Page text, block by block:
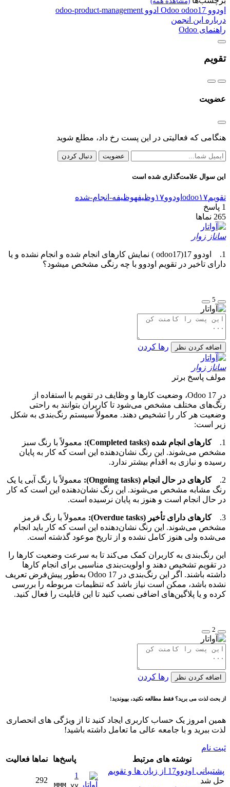
اودوو Odoo odoo17 ادوو odoo-product-management
درباره این انجمن
راهنمای Odoo
تقویم
عضویت
هنگامی که فعالیتی در این پست رخ داد، مطلع شوید
عضویت دنبال کردن
این سوال علامت‌گذاری شده است
تقویمodoo۱۷ اودوو۱۷ وظیفهوظیفه-انجام-شده
1 پاسخ
265 نماها
ساناز زوار
1. اودوو 17(odoo17 ) نمایش کارهای انجام شده و انجام نشده و یا
دارای تاخیر در تقویم اودوو با چه رنگی مشخص میشود؟
5
اضافه کردن نظر رها کردن
ساناز زوار
مولف پاسخ برتر
در Odoo 17، وضعیت کارها و وظایف در تقویم با استفاده از
رنگ‌های مختلف مشخص می‌شود تا کاربران بتوانند به راحتی
وضعیت هر کار را تشخیص دهند. معمولاً سیستم رنگ‌بندی به شکل
زیر است:
1. کارهای انجام شده (Completed tasks):
معمولاً با رنگ سبز
مشخص می‌شوند. این رنگ نشان‌دهنده این است که کار به پایان
رسیده و نیازی به اقدام بیشتر ندارد.
2. کارهای در حال انجام (Ongoing tasks):
معمولاً با رنگ آبی یا یک
رنگ مشابه مشخص می‌شوند. این رنگ نشان‌دهنده این است که کار
در حال انجام است و هنوز به پایان نرسیده است.
3. کارهای دارای تأخیر (Overdue tasks):
معمولاً با رنگ قرمز
مشخص می‌شوند. این رنگ نشان‌دهنده این است که کار باید انجام
می‌شده ولی هنوز کامل نشده و از تاریخ موعود گذشته است.
این رنگ‌بندی به کاربران کمک می‌کند تا به سرعت وضعیت کارها را
در تقویم تشخیص دهند و اولویت‌بندی مناسبی برای انجام کارها
داشته باشند. اگر این رنگ‌بندی در Odoo 17 به‌طور پیش‌فرض تعریف
نشده باشد، ممکن است نیاز باشد که تنظیمات مربوطه را بررسی
کرده و یا پلاگین‌های اضافی نصب کنید تا این قابلیت را فعال کنید.
2
اضافه کردن نظر رها کردن
از بحث لذت می برید؟ فقط مطالعه نکنید، بپیوندید!
همین امروز یک حساب کاربری ایجاد کنید تا از ویژگی های انحصاری
لذت ببرید و با جامعه عالی ما تعامل داشته باشید!
ثبت نام
نوشته های مرتبط
پاسخ‌ها نماها فعالیت
پشتیبانی اودوو17 از زبان ها و تقویم
حل شد
1
MMM yy
292